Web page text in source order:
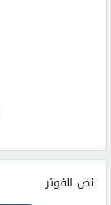
نص الفوتر